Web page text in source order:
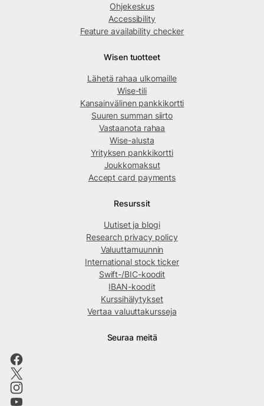
Ohjekeskus
Accessibility
Feature availability checker
Wisen tuotteet
Lähetä rahaa ulkomaille
Wise-tili
Kansainvälinen pankkikortti
Suuren summan siirto
Vastaanota rahaa
Wise-alusta
Yrityksen pankkikortti
Joukkomaksut
Accept card payments
Resurssit
Uutiset ja blogi
Research privacy policy
Valuuttamuunnin
International stock ticker
Swift-/BIC-koodit
IBAN-koodit
Kurssihälytykset
Vertaa valuuttakursseja
Seuraa meitä